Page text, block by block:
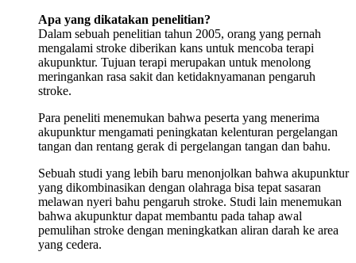
Apa yang dikatakan penelitian?
Dalam sebuah penelitian tahun 2005, orang yang pernah
mengalami stroke diberikan kans untuk mencoba terapi
akupunktur. Tujuan terapi merupakan untuk menolong
meringankan rasa sakit dan ketidaknyamanan pengaruh
stroke.
Para peneliti menemukan bahwa peserta yang menerima
akupunktur mengamati peningkatan kelenturan pergelangan
tangan dan rentang gerak di pergelangan tangan dan bahu.
Sebuah studi yang lebih baru menonjolkan bahwa akupunktur
yang dikombinasikan dengan olahraga bisa tepat sasaran
melawan nyeri bahu pengaruh stroke. Studi lain menemukan
bahwa akupunktur dapat membantu pada tahap awal
pemulihan stroke dengan meningkatkan aliran darah ke area
yang cedera.